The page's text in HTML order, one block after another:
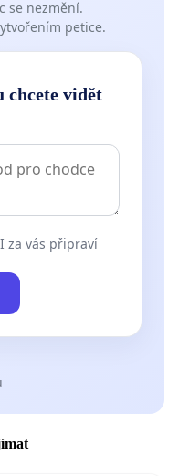
se nezmění.
petice.
chcete vidět
za vás připraví